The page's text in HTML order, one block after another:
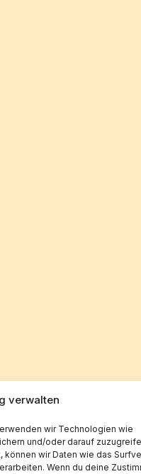
verwalten
wir Technologien wie
und/oder darauf
wir Daten wie das
Wenn du deine